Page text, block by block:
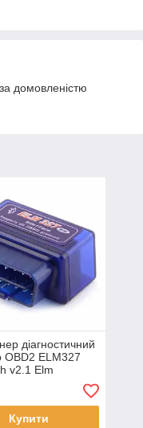
домовленістю
діагностичний
OBD2 ELM327
v2.1 Elm
Купити